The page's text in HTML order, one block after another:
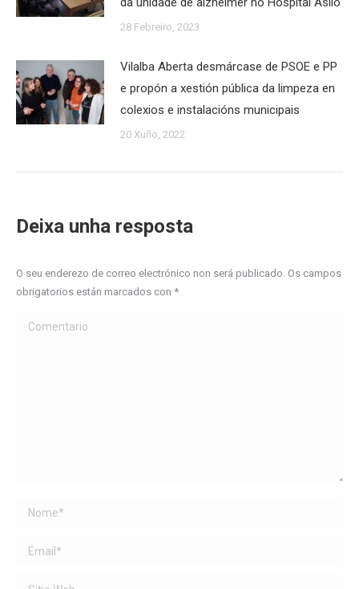
28 Febreiro, 2023
Vilalba Aberta desmárcase de PSOE e PP
e propón a xestión pública da limpeza en
colexios e instalacións municipais
20 Xuño, 2022
Deixa unha resposta
O seu enderezo de correo electrónico non será publicado. Os campos
obrigatorios están marcados con *
Comentario
Name *
Email *
Sitio Web